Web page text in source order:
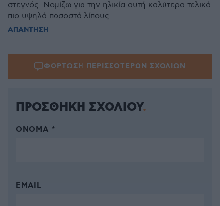
στεγνός. Νομίζω για την ηλικία αυτή καλύτερα τελικά
πιο υψηλά ποσοστά λίπους
ΑΠΑΝΤΗΣΗ
ΦΟΡΤΩΣΗ ΠΕΡΙΣΣΟΤΕΡΩΝ ΣΧΟΛΙΩΝ
ΠΡΟΣΘΗΚΗ ΣΧΟΛΙΟΥ
ΌΝΟΜΑ *
EMAIL